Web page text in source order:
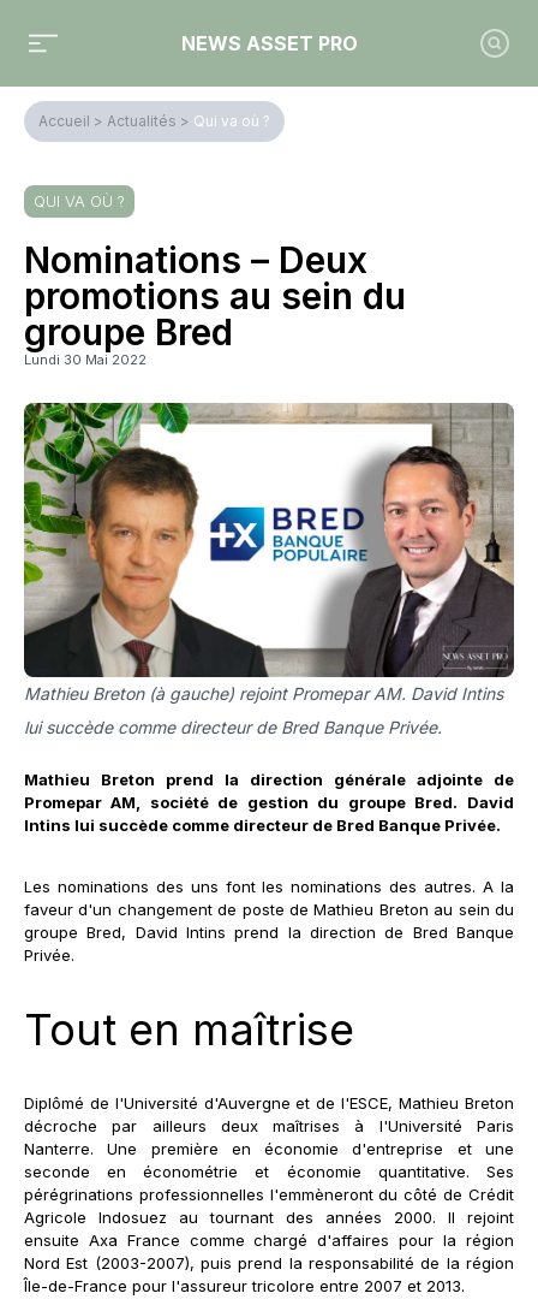
NEWS ASSET PRO
Accueil > Actualités > Qui va où ?
QUI VA OÙ ?
Nominations – Deux
promotions au sein du
groupe Bred
Lundi 30 Mai 2022
Mathieu Breton (à gauche) rejoint Promepar AM. David Intins
lui succède comme directeur de Bred Banque Privée.
Mathieu Breton prend la direction générale adjointe de
Promepar AM, société de gestion du groupe Bred. David
Intins lui succède comme directeur de Bred Banque Privée.
Les nominations des uns font les nominations des autres. A la
faveur d'un changement de poste de Mathieu Breton au sein du
groupe Bred, David Intins prend la direction de Bred Banque
Privée.
Tout en maîtrise
Diplômé de l'Université d'Auvergne et de l'ESCE, Mathieu Breton
décroche par ailleurs deux maîtrises à l'Université Paris
Nanterre. Une première en économie d'entreprise et une
seconde en économétrie et économie quantitative. Ses
pérégrinations professionnelles l'emmèneront du côté de Crédit
Agricole Indosuez au tournant des années 2000. Il rejoint
ensuite Axa France comme chargé d'affaires pour la région
Nord Est (2003-2007), puis prend la responsabilité de la région
Île-de-France pour l'assureur tricolore entre 2007 et 2013.